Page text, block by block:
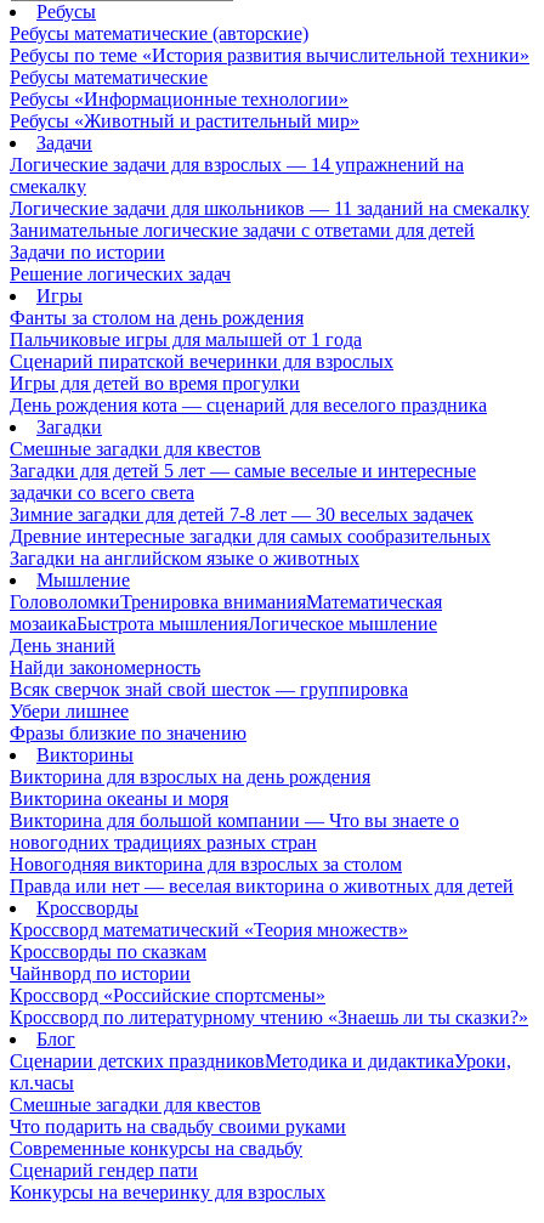
Ребусы
Ребусы математические (авторские)
Ребусы по теме «История развития вычислительной техники»
Ребусы математические
Ребусы «Информационные технологии»
Ребусы «Животный и растительный мир»
Задачи
Логические задачи для взрослых — 14 упражнений на
смекалку
Логические задачи для школьников — 11 заданий на смекалку
Занимательные логические задачи с ответами для детей
Задачи по истории
Решение логических задач
Игры
Фанты за столом на день рождения
Пальчиковые игры для малышей от 1 года
Сценарий пиратской вечеринки для взрослых
Игры для детей во время прогулки
День рождения кота — сценарий для веселого праздника
Загадки
Смешные загадки для квестов
Загадки для детей 5 лет — самые веселые и интересные
задачки со всего света
Зимние загадки для детей 7-8 лет — 30 веселых задачек
Древние интересные загадки для самых сообразительных
Загадки на английском языке о животных
Мышление
ГоловоломкиТренировка вниманияМатематическая
мозаикаБыстрота мышленияЛогическое мышление
День знаний
Найди закономерность
Всяк сверчок знай свой шесток — группировка
Убери лишнее
Фразы близкие по значению
Викторины
Викторина для взрослых на день рождения
Викторина океаны и моря
Викторина для большой компании — Что вы знаете о
новогодних традициях разных стран
Новогодняя викторина для взрослых за столом
Правда или нет — веселая викторина о животных для детей
Кроссворды
Кроссворд математический «Теория множеств»
Кроссворды по сказкам
Чайнворд по истории
Кроссворд «Российские спортсмены»
Кроссворд по литературному чтению «Знаешь ли ты сказки?»
Блог
Сценарии детских праздниковМетодика и дидактикаУроки,
кл.часы
Смешные загадки для квестов
Что подарить на свадьбу своими руками
Современные конкурсы на свадьбу
Сценарий гендер пати
Конкурсы на вечеринку для взрослых